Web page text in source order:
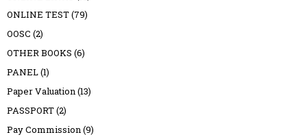
ONLINE TEST(79)
OOSC (2)
OTHER BOOKS (6)
PANEL(1)
Paper Valuation(13)
PASSPORT(2)
Pay Commission(9)